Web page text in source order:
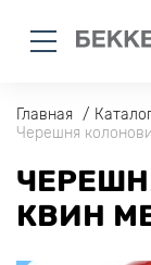
Главная
Черешня
КВИН